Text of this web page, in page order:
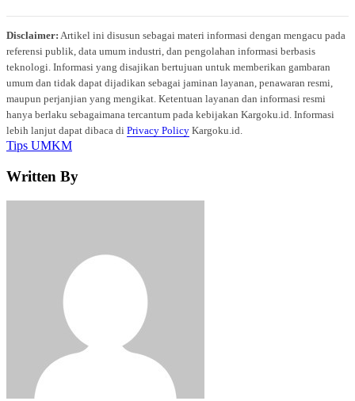
Disclaimer: Artikel ini disusun sebagai materi informasi dengan mengacu pada
referensi publik, data umum industri, dan pengolahan informasi berbasis
teknologi. Informasi yang disajikan bertujuan untuk memberikan gambaran
umum dan tidak dapat dijadikan sebagai jaminan layanan, penawaran resmi,
maupun perjanjian yang mengikat. Ketentuan layanan dan informasi resmi
hanya berlaku sebagaimana tercantum pada kebijakan Kargoku.id. Informasi
lebih lanjut dapat dibaca di Privacy Policy Kargoku.id.
Tags
Tips UMKM
Written By